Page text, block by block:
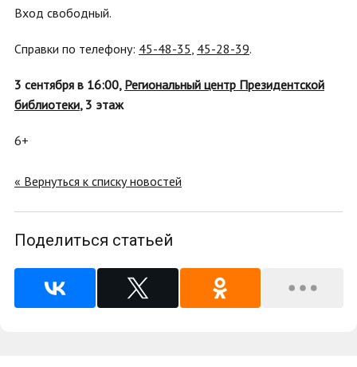
Вход свободный.
Справки по телефону: 45-48-35, 45-28-39.
3 сентября в 16:00, Региональный центр Президентской
библиотеки, 3 этаж
6+
« Вернуться к списку новостей
Поделиться статьей